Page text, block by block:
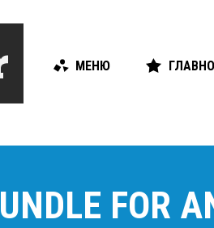
МЕНЮ